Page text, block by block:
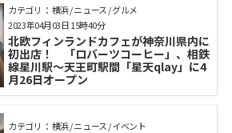
カテゴリ： 横浜 / ニュース / グルメ
北欧フィンランドカフェが神奈川県内に
初出店！ 「ロバーツコーヒー」、相鉄
線星川駅～天王町駅間「星天qlay」に4
月26日オープン
2023年04月03日 15時40分
カテゴリ： 横浜 / ニュース / イベント